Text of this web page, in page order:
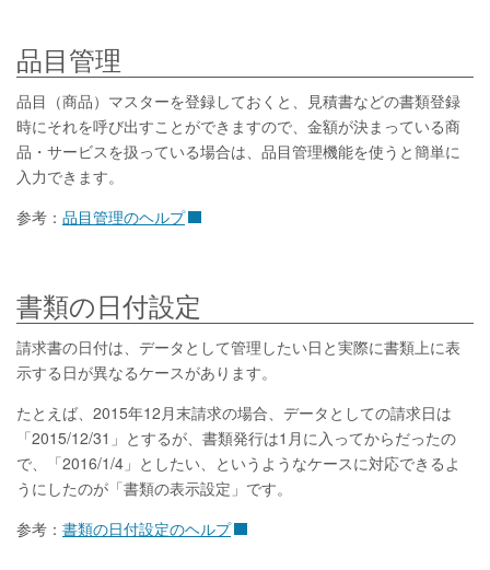
品目管理
品目（商品）マスターを登録しておくと、見積書などの書類登録
時にそれを呼び出すことができますので、金額が決まっている商
品・サービスを扱っている場合は、品目管理機能を使うと簡単に
入力できます。
参考： 品目管理のヘルプ
書類の日付設定
請求書の日付は、データとして管理したい日と実際に書類上に表
示する日が異なるケースがあります。
たとえば、2015年12月末請求の場合、データとしての請求日は
「2015/12/31」とするが、書類発行は1月に入ってからだったの
で、「2016/1/4」としたい、というようなケースに対応できるよ
うにしたのが「書類の表示設定」です。
参考： 書類の日付設定のヘルプ